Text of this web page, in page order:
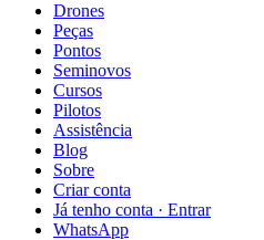
Drones
Peças
Pontos
Seminovos
Cursos
Pilotos
Assistência
Blog
Sobre
Criar conta
Já tenho conta · Entrar
WhatsApp